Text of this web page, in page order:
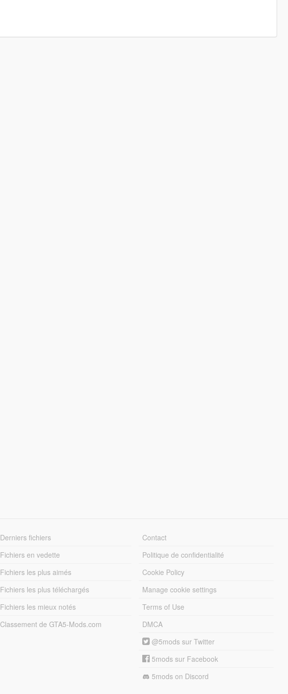
Derniers fichiers
Fichiers en vedette
Fichiers les plus aimés
Fichiers les plus téléchargés
Fichiers les mieux notés
Classement de GTA5-Mods.com
Contact
Politique de confidentialité
Cookie Policy
Manage cookie settings
Terms of Use
DMCA
@5mods sur Twitter
5mods sur Facebook
5mods on Discord